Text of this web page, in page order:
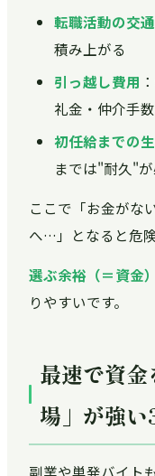
転職活動の交
積み上がる
引っ越し費用
礼金・仲介手
初任給までの
までは"耐久"
ここで「お金がな
へ…」となると危
選ぶ余裕（＝資金）
りやすいです。
最速で資
場」が強
副業や単発バイト